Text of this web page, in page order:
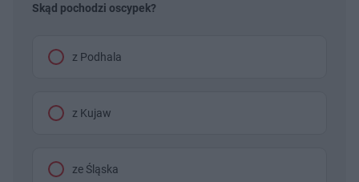
Skąd pochodzi oscypek?
z Podhala
z Kujaw
ze Śląska